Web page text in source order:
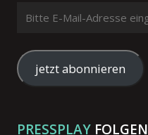
Mail-
Adresse
eingeben
jetzt abonnieren
PRESSPLAY FOLGEN